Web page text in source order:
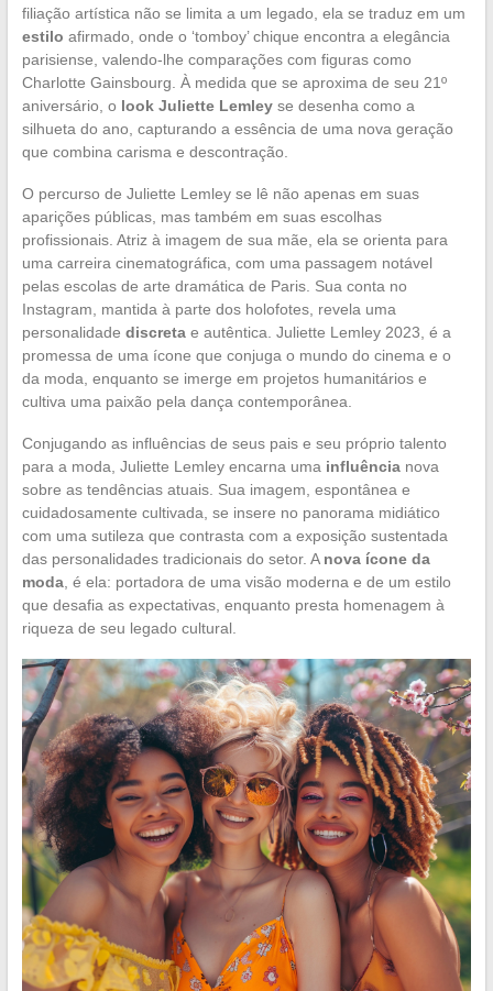
filiação artística não se limita a um legado, ela se traduz em um
estilo afirmado, onde o ‘tomboy’ chique encontra a elegância
parisiense, valendo-lhe comparações com figuras como
Charlotte Gainsbourg. À medida que se aproxima de seu 21º
aniversário, o look Juliette Lemleyse desenha como a
silhueta do ano, capturando a essência de uma nova geração
que combina carisma e descontração.
O percurso de Juliette Lemley se lê não apenas em suas
aparições públicas, mas também em suas escolhas
profissionais. Atriz à imagem de sua mãe, ela se orienta para
uma carreira cinematográfica, com uma passagem notável
pelas escolas de arte dramática de Paris. Sua conta no
Instagram, mantida à parte dos holofotes, revela uma
personalidade discretae autêntica. Juliette Lemley 2023, é a
promessa de uma ícone que conjuga o mundo do cinema e o
da moda, enquanto se imerge em projetos humanitários e
cultiva uma paixão pela dança contemporânea.
Conjugando as influências de seus pais e seu próprio talento
para a moda, Juliette Lemley encarna uma influêncianova
sobre as tendências atuais. Sua imagem, espontânea e
cuidadosamente cultivada, se insere no panorama midiático
com uma sutileza que contrasta com a exposição sustentada
das personalidades tradicionais do setor. A nova ícone da
moda, é ela: portadora de uma visão moderna e de um estilo
que desafia as expectativas, enquanto presta homenagem à
riqueza de seu legado cultural.